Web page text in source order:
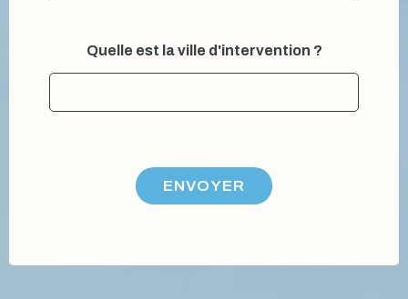
p
l
Quelle est la ville d'intervention ?
ENVOYER